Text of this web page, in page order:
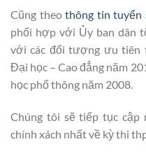
Cũng theothông tin tuyển
phối hợp với Ủy ban dân
với các đối tượng ưu tiên
Đại học – Cao đẳng năm
học phổ thông năm 2008.
Chúng tôi sẽ tiếp tục cập
chính xách nhất về kỳ thi